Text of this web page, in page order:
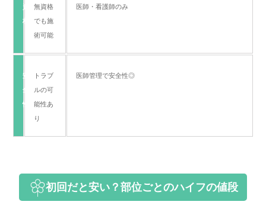
資
格
無資格
でも施
術可能
医師・看護師のみ
安
全
性
トラブ
ルの可
能性あ
り
医師管理で安全性◎
初回だと安い？部位ごとのハイフの値段